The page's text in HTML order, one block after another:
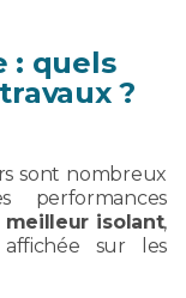
: quels
?
sont nombreux
meilleur isolant,
affichée sur les